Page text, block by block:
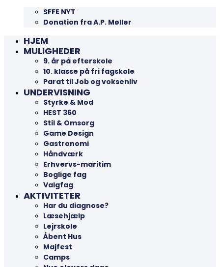
SFFE NYT
Donation fra A.P. Møller
HJEM
MULIGHEDER
9. år på efterskole
10. klasse på fri fagskole
Parat til Job og voksenliv
UNDERVISNING
Styrke & Mod
HEST 360
Stil & Omsorg
Game Design
Gastronomi
Håndværk
Erhvervs-maritim
Boglige fag
Valgfag
AKTIVITETER
Har du diagnose?
Læsehjælp
Lejrskole
Åbent Hus
Majfest
Camps